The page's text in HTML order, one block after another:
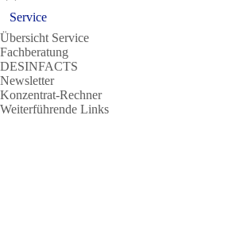
Service
Übersicht Service
Fachberatung
DESINFACTS
Newsletter
Konzentrat-Rechner
Weiterführende Links